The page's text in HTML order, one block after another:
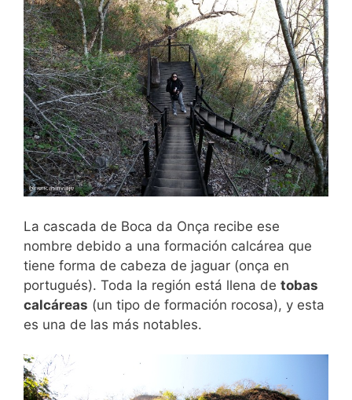
La cascada de Boca da Onça recibe ese
nombre debido a una formación calcárea que
tiene forma de cabeza de jaguar (onça en
portugués). Toda la región está llena de tobas
calcáreas (un tipo de formación rocosa), y esta
es una de las más notables.